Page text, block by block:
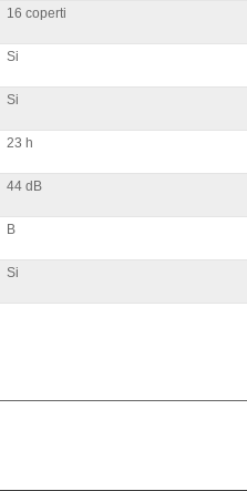
16 coperti
Si
Si
23 h
44 dB
B
Si